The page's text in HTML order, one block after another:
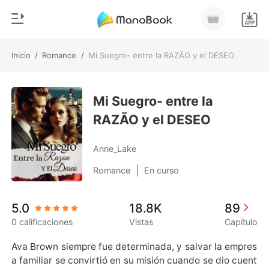
Inicio / Romance / Mi Suegro- entre la RAZÃO y el DESEO
Recargar
Historia
Salir
Instalar APP
Género
Moderno
Hombre Lobo
Cuentos
Urbano
Mi Suegro- entre la
RAZÃO y el DESEO
Anne_Lake
Romance En curso
5.0
0 calificaciones
18.8K
Vistas
89
Capítulo
Ava Brown siempre fue determinada, y salvar la empres
a familiar se convirtió en su misión cuando se dio cuent